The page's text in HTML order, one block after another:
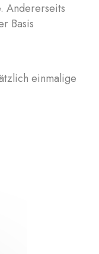
Andererseits
Basis
einmalige